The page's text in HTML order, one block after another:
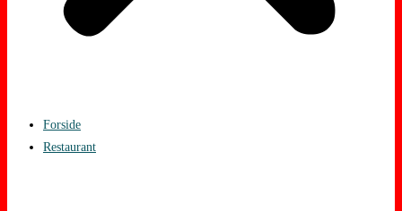
Forside
Restaurant